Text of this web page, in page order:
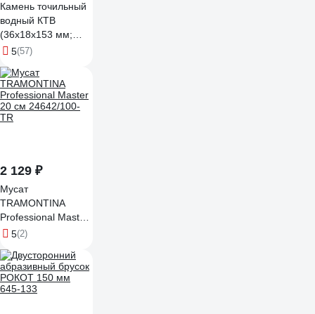
Камень точильный
водный КТВ
(36х18х153 мм;
B600; VM) ИНФ-
5(57)
2 129 ₽
Мусат
TRAMONTINA
Professional Master
20 см 24642/100-
5(2)